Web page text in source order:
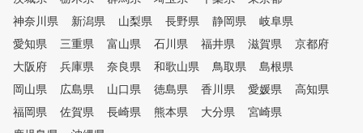
神奈川県
新潟県 山梨県 長野県 静岡県
岐阜県
愛知県
三重県 富山県 石川県 福井県 滋賀県
京都府
大阪府
兵庫県 奈良県 和歌山県 鳥取県
島根県
岡山県
広島県 山口県 徳島県 香川県 愛媛県
高知県
福岡県
佐賀県 長崎県 熊本県 大分県
宮崎県